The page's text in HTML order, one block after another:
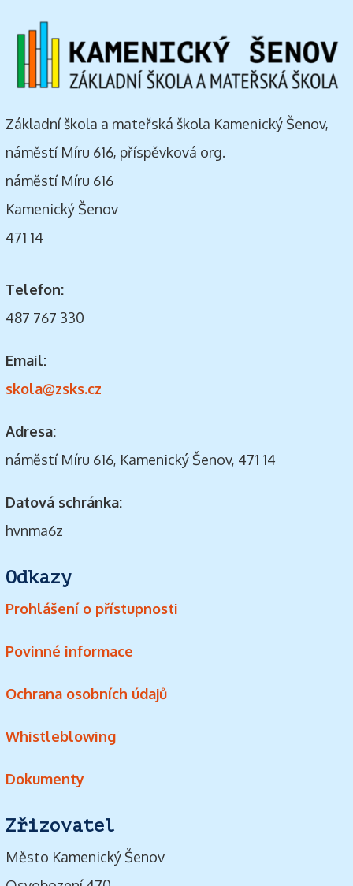
Základní škola a mateřská škola Kamenický Šenov,
náměstí Míru 616, příspěvková org.
náměstí Míru 616
Kamenický Šenov
471 14
Telefon:
487 767 330
Email:
skola@zsks.cz
Adresa:
náměstí Míru 616, Kamenický Šenov, 471 14
Datová schránka:
hvnma6z
Odkazy
Prohlášení o přístupnosti
Povinné informace
Ochrana osobních údajů
Whistleblowing
Dokumenty
Zřizovatel
Město Kamenický Šenov